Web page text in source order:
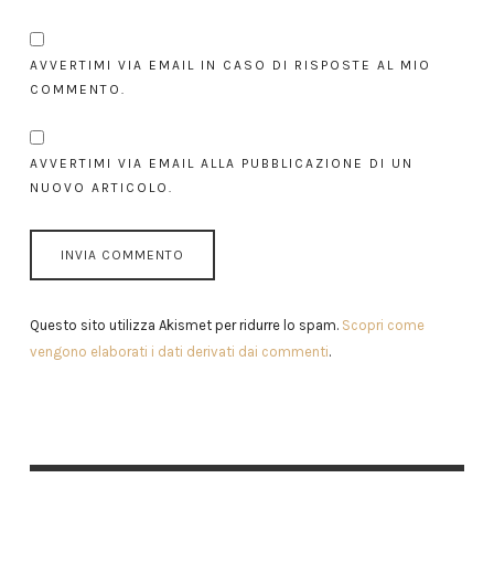
AVVERTIMI VIA EMAIL IN CASO DI RISPOSTE AL MIO
COMMENTO.
AVVERTIMI VIA EMAIL ALLA PUBBLICAZIONE DI UN
NUOVO ARTICOLO.
Questo sito utilizza Akismet per ridurre lo spam. Scopri come
vengono elaborati i dati derivati dai commenti.